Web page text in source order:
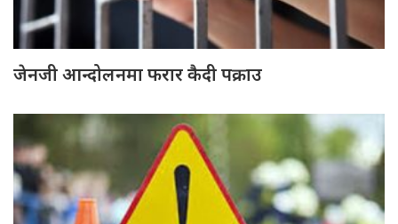
जेनजी आन्दोलनमा फरार कैदी पक्राउ